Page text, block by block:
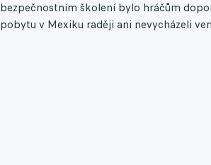
bezpečnostním školení bylo hráčům
pobytu v Mexiku raději ani nevycházeli